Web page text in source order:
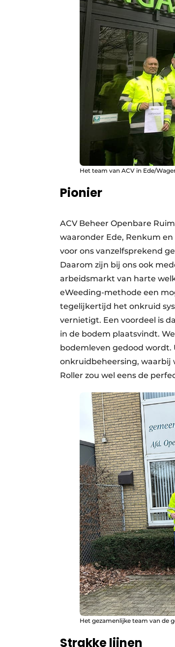
Het team van ACV in Ede/
Pionier
ACV Beheer Openbare
waaronder Ede, Renkum
voor ons vanzelfsprekend
Daarom zijn bij ons ook
arbeidsmarkt van harte
eWeeding-methode een
tegelijkertijd het onkruid
vernietigt. Een voordeel is
in de bodem plaatsvindt.
bodemleven gedood
onkruidbeheersing, waarbij
Roller zou wel eens de
Het gezamenlijke team van de
Strakke lijnen